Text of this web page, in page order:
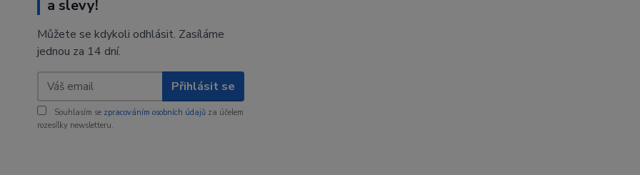
a slevy!
Můžete se kdykoli odhlásit. Zasíláme
jednou za 14 dní.
Přihlásit se
Souhlasím se zpracováním osobních údajů za účelem
rozesílky newsletteru.